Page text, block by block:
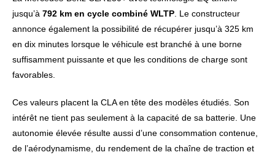
jusqu’à 792 km en cycle combiné WLTP . Le constructeur
annonce également la possibilité de récupérer jusqu’à 325 km
en dix minutes lorsque le véhicule est branché à une borne
suffisamment puissante et que les conditions de charge sont
favorables.
Ces valeurs placent la CLA en tête des modèles étudiés. Son
intérêt ne tient pas seulement à la capacité de sa batterie. Une
autonomie élevée résulte aussi d’une consommation contenue,
de l’aérodynamisme, du rendement de la chaîne de traction et